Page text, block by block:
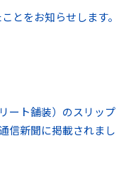
とをお知らせします。
ート舗装）のスリップ
信新聞に掲載されまし